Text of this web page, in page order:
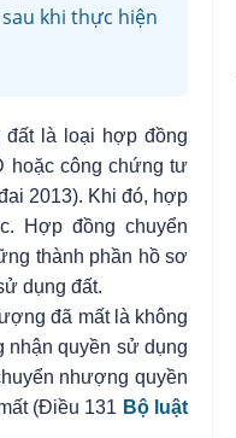
khi thực hiện
đất là loại hợp đồng
hoặc công chứng tư
2013). Khi đó, hợp
Hợp đồng chuyển
thành phần hồ sơ
dụng đất.
đã mất là không
nhận quyền sử dụng
nhượng quyền
(Điều 131 Bộ luật